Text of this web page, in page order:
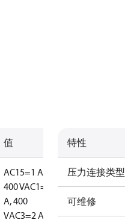
值
AC15=1 A,
400 VAC1=10
A, 400
VAC3=2 A,
特性
压力连接类型
可维修